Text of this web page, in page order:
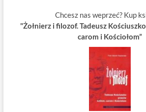
Chcesz nas weprzeć? Kup
"Żołnierz i filozof. Tadeusz
carom i Kościołom”